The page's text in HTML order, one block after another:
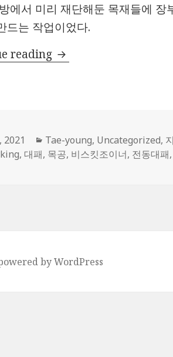
에서 미리 재단해둔 목재들에 장
드는 작업이었다.
reading 목공 입문…
2021 Categories
Tae-young, Uncategorized,
,대패, 목공, 비스킷조이너, 전동대패,
by WordPress